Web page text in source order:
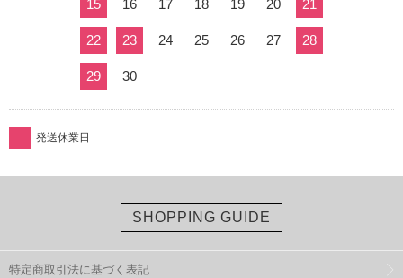
15 16 17 18 19 20 21
22 23 24 25 26 27 28
29 30
発送休業日
SHOPPING GUIDE
特定商取引法に基づく表記